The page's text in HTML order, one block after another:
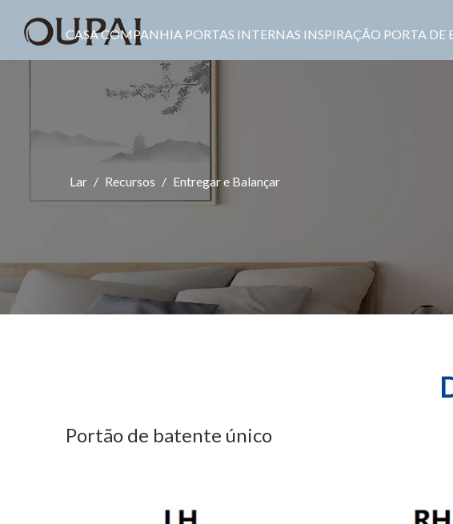
CASACOMPANHIA PORTAS INTERNAS INSPIRAÇÃO PORTA DE
Lar / Recursos / Entregar e Balançar
Portão de batente único